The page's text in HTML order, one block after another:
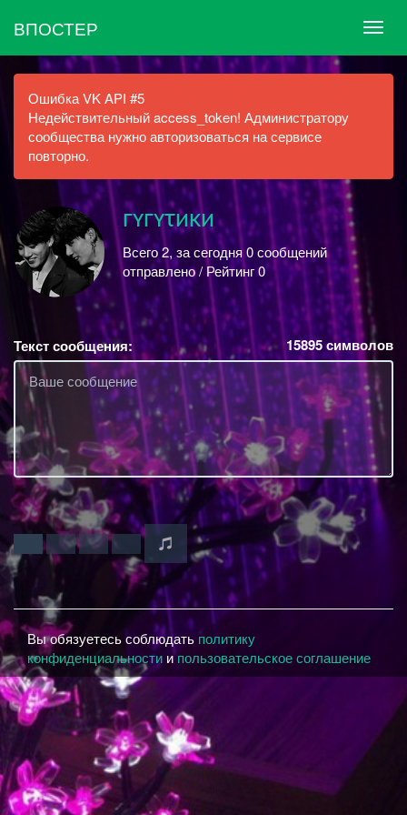
ВПОСТЕР
Ошибка VK API #5
Недействительный access_token! Администратору
сообщества нужно авторизоваться на сервисе
повторно.
гʏгʏτиκи
Всего 2, за сегодня 0 сообщений
отправлено / Рейтинг 0
Текст сообщения: 15895символов
Вы обязуетесь соблюдатьполитику
конфиденциальности ипользовательское соглашение